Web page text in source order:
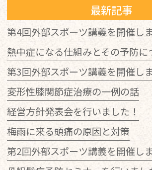
最新記事
第4回外部スポーツ講義を開催し
熱中症になる仕組みとその予防に
第3回外部スポーツ講義を開催し
変形性膝関節症治療の一例の話
経営方針発表会を行いました！
梅雨に来る頭痛の原因と対策
第2回外部スポーツ講義を開催し